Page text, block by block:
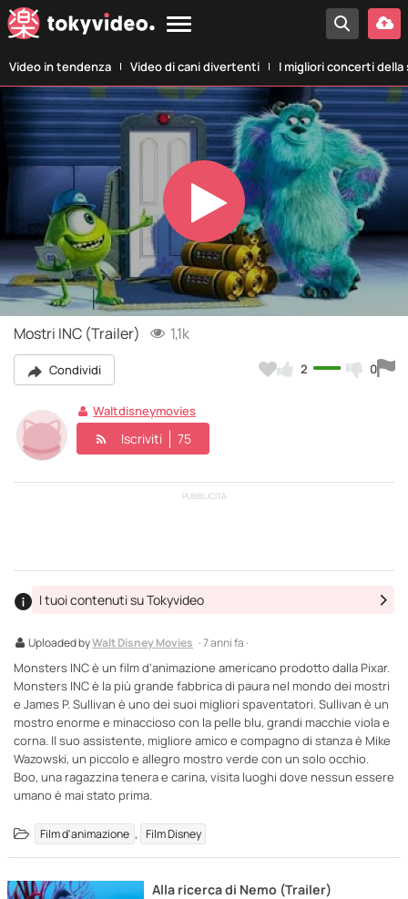
Video in tendenza Video di cani divertenti I migliori concerti della
Play
Video
Mostri INC (Trailer) 1,1k
Condividi 2 0
Waltdisneymovies
Iscriviti 75
PUBBLICITÀ
Uploaded byWalt Disney Movies · 7 anni fa ·
I tuoi contenuti su Tokyvideo
Monsters INC è un film d'animazione americano prodotto dalla Pixar.
Monsters INC è la più grande fabbrica di paura nel mondo dei mostri
e James P. Sullivan è uno dei suoi migliori spaventatori. Sullivan è un
mostro enorme e minaccioso con la pelle blu, grandi macchie viola e
corna. Il suo assistente, migliore amico e compagno di stanza è Mike
Wazowski, un piccolo e allegro mostro verde con un solo occhio.
Boo, una ragazzina tenera e carina, visita luoghi dove nessun essere
umano è mai stato prima.
Film d'animazione , Film Disney
Alla ricerca di Nemo (Trailer)